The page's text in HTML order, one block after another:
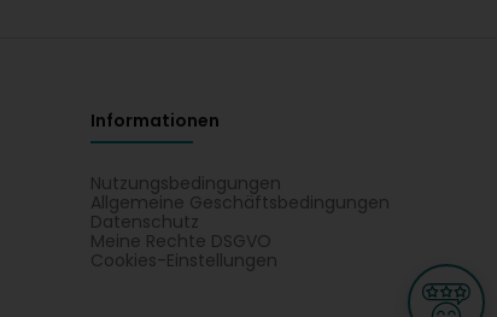
Informationen
Nutzungsbedingungen
Allgemeine Geschäftsbedingungen
Datenschutz
Meine Rechte DSGVO
Cookies-Einstellungen